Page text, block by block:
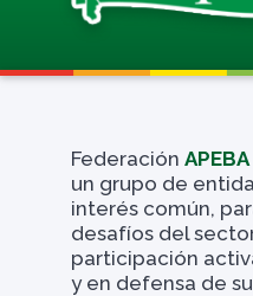
Federación APEBA
un grupo de
interés común,
desafíos del
participación
y en defensa de